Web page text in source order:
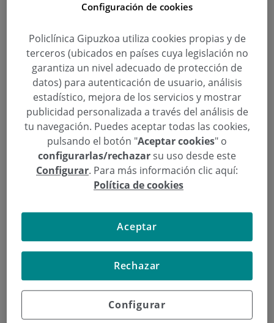
Mercedes Zabaleta: “Un 53 % de la
población en Gipuzkoa usa gafas o
lentillas”
Categoría:Aula de Salud,Oftalmología
7 de Octubre de 2014
Agtismatismo,avances,catarata,cirugía vista,diotría ,Donostia / San
Sebastián , , , , ,
bifocales,lentes tóricas,Mercedes Zabaleta Arsuaga,miopía, Oftalmología
operación,San Sebastián,visual
Este miércoles 8 de octubre, a las 19:30 horas, la
Casa Cultural Portalea de Eibar acoge el Aula de
bajo el título
VIDA. ¿Sufres Miopía, Hipermetropía o
Agtismatismo? ¿No ves con claridad a causa de
las cataratas? Conoce los últimos avances en
cirugía de la vista”, con entrada libre hasta
Configuración de cookies
Policlínica Gipuzkoa utiliza cookies propias y de
terceros (ubicados en países cuya legislación no
garantiza un nivel adecuado de protección de
datos) para autenticación de usuario, análisis
estadístico, mejora de los servicios y mostrar
publicidad personalizada a través del análisis de
tu navegación. Puedes aceptar todas las cookies,
pulsando el botón "Aceptar cookies" o
configurarlas/rechazarsu uso desde este
Configurar. Para más información clic aquí:
Política de cookies
Configurar
Rechazar
Aceptar